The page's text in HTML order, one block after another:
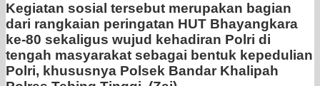
Kegiatan sosial tersebut merupakan bagian
dari rangkaian peringatan HUT Bhayangkara
ke-80 sekaligus wujud kehadiran Polri di
tengah masyarakat sebagai bentuk kepedulian
Polri, khususnya Polsek Bandar Khalipah